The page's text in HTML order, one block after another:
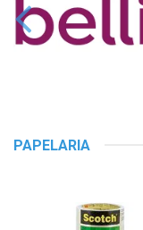
PAPELARIA